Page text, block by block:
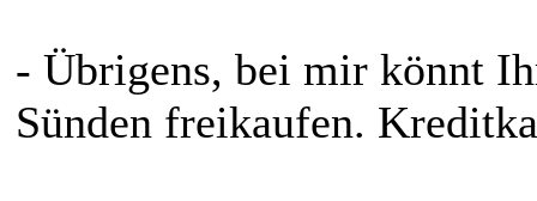
- Übrigens, bei mir könnt
Sünden freikaufen.